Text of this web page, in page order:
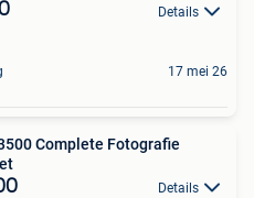
Details
17 mei 26
Complete Fotografie
Details